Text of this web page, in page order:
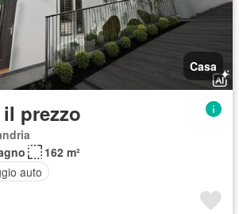
Casa
prezzo
162 m²
auto